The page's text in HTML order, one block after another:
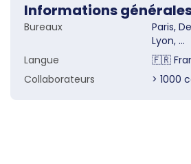
Informations
Bureaux Paris,
Lyon, ...
Langue
🇫🇷
Collaborateurs
> 1000